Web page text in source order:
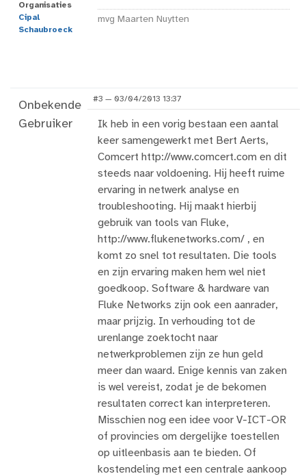
Organisaties
Cipal
Schaubroeck
mvg Maarten Nuytten
Onbekende
Gebruiker
#3 — 03/04/2013 13:37
Ik heb in een vorig bestaan een aantal
keer samengewerkt met Bert Aerts,
Comcert http://www.comcert.com en dit
steeds naar voldoening. Hij heeft ruime
ervaring in netwerk analyse en
troubleshooting. Hij maakt hierbij
gebruik van tools van Fluke,
http://www.flukenetworks.com/ , en
komt zo snel tot resultaten. Die tools
en zijn ervaring maken hem wel niet
goedkoop. Software & hardware van
Fluke Networks zijn ook een aanrader,
maar prijzig. In verhouding tot de
urenlange zoektocht naar
netwerkproblemen zijn ze hun geld
meer dan waard. Enige kennis van zaken
is wel vereist, zodat je de bekomen
resultaten correct kan interpreteren.
Misschien nog een idee voor V-ICT-OR
of provincies om dergelijke toestellen
op uitleenbasis aan te bieden. Of
kostendeling met een centrale aankoop